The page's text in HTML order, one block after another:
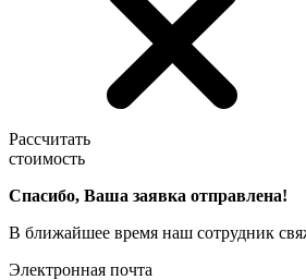
Рассчитать
стоимость
Спасибо, Ваша заявка отправлена!
В ближайшее время наш сотрудник
Электронная почта